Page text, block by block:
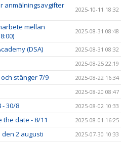
anmälningsavgifter
2025-10-11 18:32
mellan
2025-08-31 08:48
(DSA) 2025-08-31 08:32
2025-08-25 22:19
stänger 7/9 2025-08-22 16:34
2025-08-20 08:47
- 30/8 2025-08-02 10:33
date - 8/11 2025-08-01 16:25
2 augusti 2025-07-30 10:33